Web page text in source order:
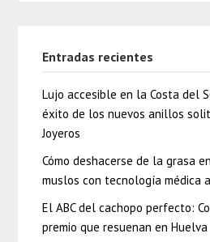
Entradas recientes
Lujo accesible en la Costa del
éxito de los nuevos anillos
Joyeros
Cómo deshacerse de la grasa
muslos con tecnología médica
El ABC del cachopo perfecto:
premio que resuenan en Huelva